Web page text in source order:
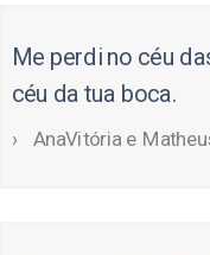
Me perdi no céu
céu da tua boca.
AnaVitória e